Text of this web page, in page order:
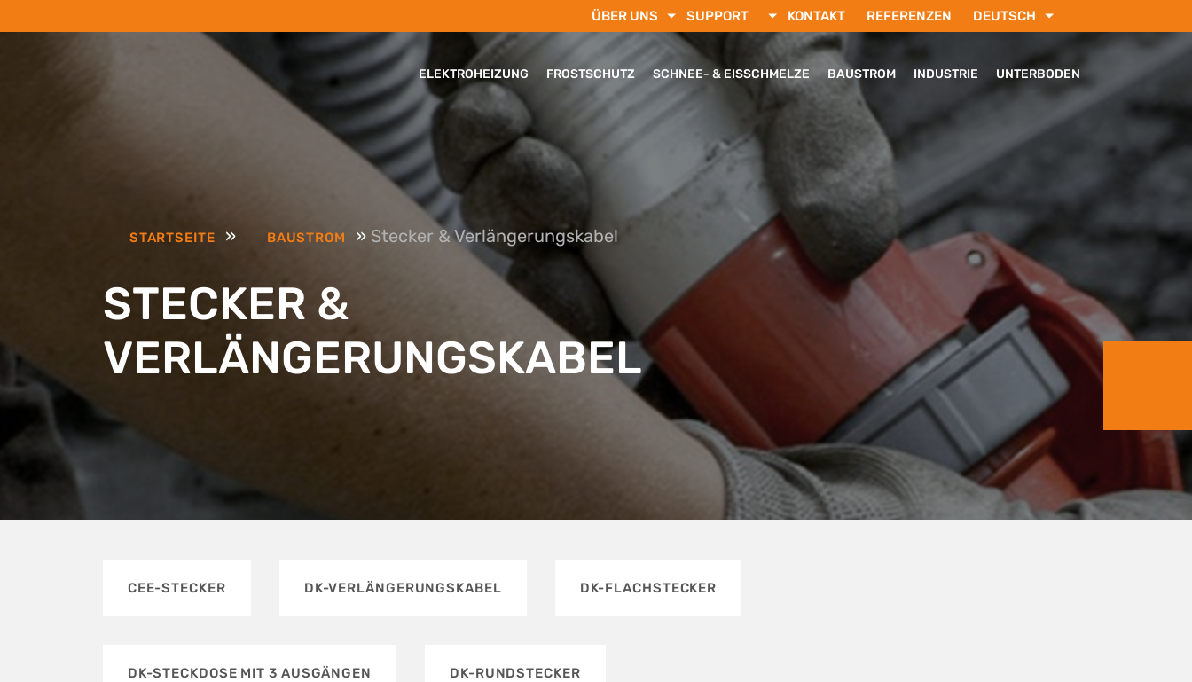
ÜBER UNS SUPPORT KONTAKT REFERENZEN DEUTSCH
ENGLISH
FRANÇAIS
TÜRKÇE
ELEKTROHEIZUNG FROSTSCHUTZ SCHNEE- & EISSCHMELZE BAUSTROM INDUSTRIE UNTERBODEN
STARTSEITE » BAUSTROM » Stecker & Verlängerungskabel
STECKER &
VERLÄNGERUNGSKABEL
CEE-STECKER DK-VERLÄNGERUNGSKABEL DK-FLACHSTECKER
DK-STECKDOSE MIT 3 AUSGÄNGEN DK-RUNDSTECKER